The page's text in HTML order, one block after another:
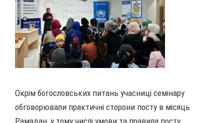
Окрім богословських питань учасниці семінару
обговорювали практичні сторони посту в місяць
Рамадан, у тому числі умови та правила посту,